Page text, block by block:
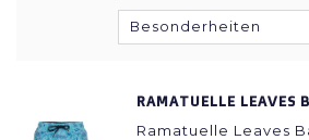
Besonderheiten
RAMATUELLE LEAVES
Ramatuelle Leaves